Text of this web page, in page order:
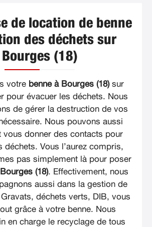
de location de benne
des déchets sur
Bourges (18)
votre benne à Bourges (18)sur
pour évacuer les déchets. Nous
de gérer la destruction de vos
Nous pouvons aussi
vous donner des contacts pour
déchets. Vous l’aurez compris,
pas simplement là pour poser
(18). Effectivement, nous
aussi dans la gestion de
déchets verts, DIB, vous
grâce à votre benne. Nous
en charge le recyclage de tous